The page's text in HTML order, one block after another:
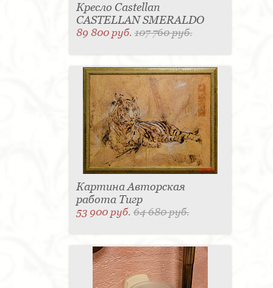
Кресло Castellan
CASTELLAN SMERALDO
89 800 руб.107 760 руб.
Картина Авторская
работа Тигр
53 900 руб.64 680 руб.